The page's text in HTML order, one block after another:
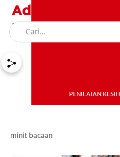
PENILAIAN
Adakah
Menyakitkan?
minit bacaan